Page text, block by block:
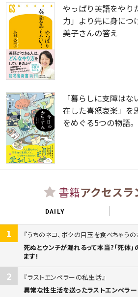
やっぱり英語をやり
力」より先に身に
美子さんの答え
「暮らしに支障は
在した喜怒哀楽」を
をめぐる5つの物語。
書籍アクセスラ
DAILY
1
うちのネコ、ボクの目玉を食べちゃうの
死ぬとウンチが漏れるって本当?「死体
ます!
2
ラストエンペラーの私生活
異常な性生活を送ったラストエンペラー